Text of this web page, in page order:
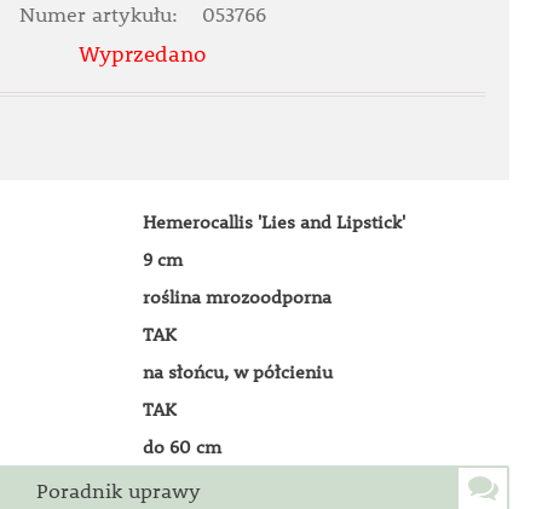
Numer artykułu: 053766
Wyprzedano
Hemerocallis 'Lies and Lipstick'
9 cm
roślina mrozoodporna
TAK
na słońcu, w półcieniu
TAK
do 60 cm
Poradnik uprawy